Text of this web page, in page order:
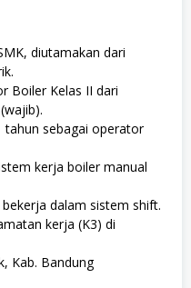
diutamakan dari
Boiler Kelas II dari
tahun sebagai operator
kerja boiler manual
dalam sistem shift.
kerja (K3) di
Kab. Bandung